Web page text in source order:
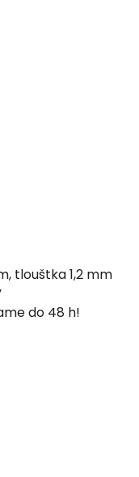
tlouštka 1,2 mm